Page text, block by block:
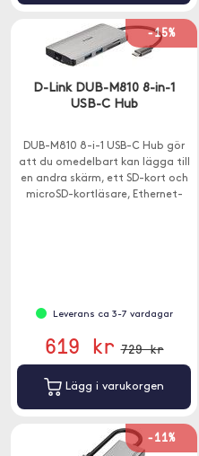
-15%
D-Link DUB-M810 8-in-1
USB-C Hub
DUB-M810 8-i-1 USB-C Hub gör
att du omedelbart kan lägga till
en andra skärm, ett SD-kort och
microSD-kortläsare, Ethernet-
Leverans ca 3-7 vardagar
619 kr 729 kr
Lägg i varukorgen
-11%